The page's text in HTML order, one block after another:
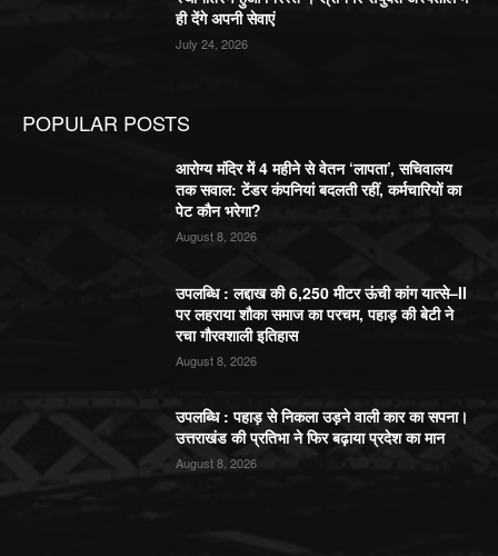
ही देंगे अपनी सेवाएं
July 24, 2026
POPULAR POSTS
आरोग्य मंदिर में 4 महीने से वेतन ‘लापता’, सचिवालय
तक सवाल: टेंडर कंपनियां बदलती रहीं, कर्मचारियों का
पेट कौन भरेगा?
August 8, 2026
उपलब्धि : लद्दाख की 6,250 मीटर ऊंची कांग यात्से–II
पर लहराया शौका समाज का परचम, पहाड़ की बेटी ने
रचा गौरवशाली इतिहास
August 8, 2026
उपलब्धि : पहाड़ से निकला उड़ने वाली कार का सपना।
उत्तराखंड की प्रतिभा ने फिर बढ़ाया प्रदेश का मान
August 8, 2026